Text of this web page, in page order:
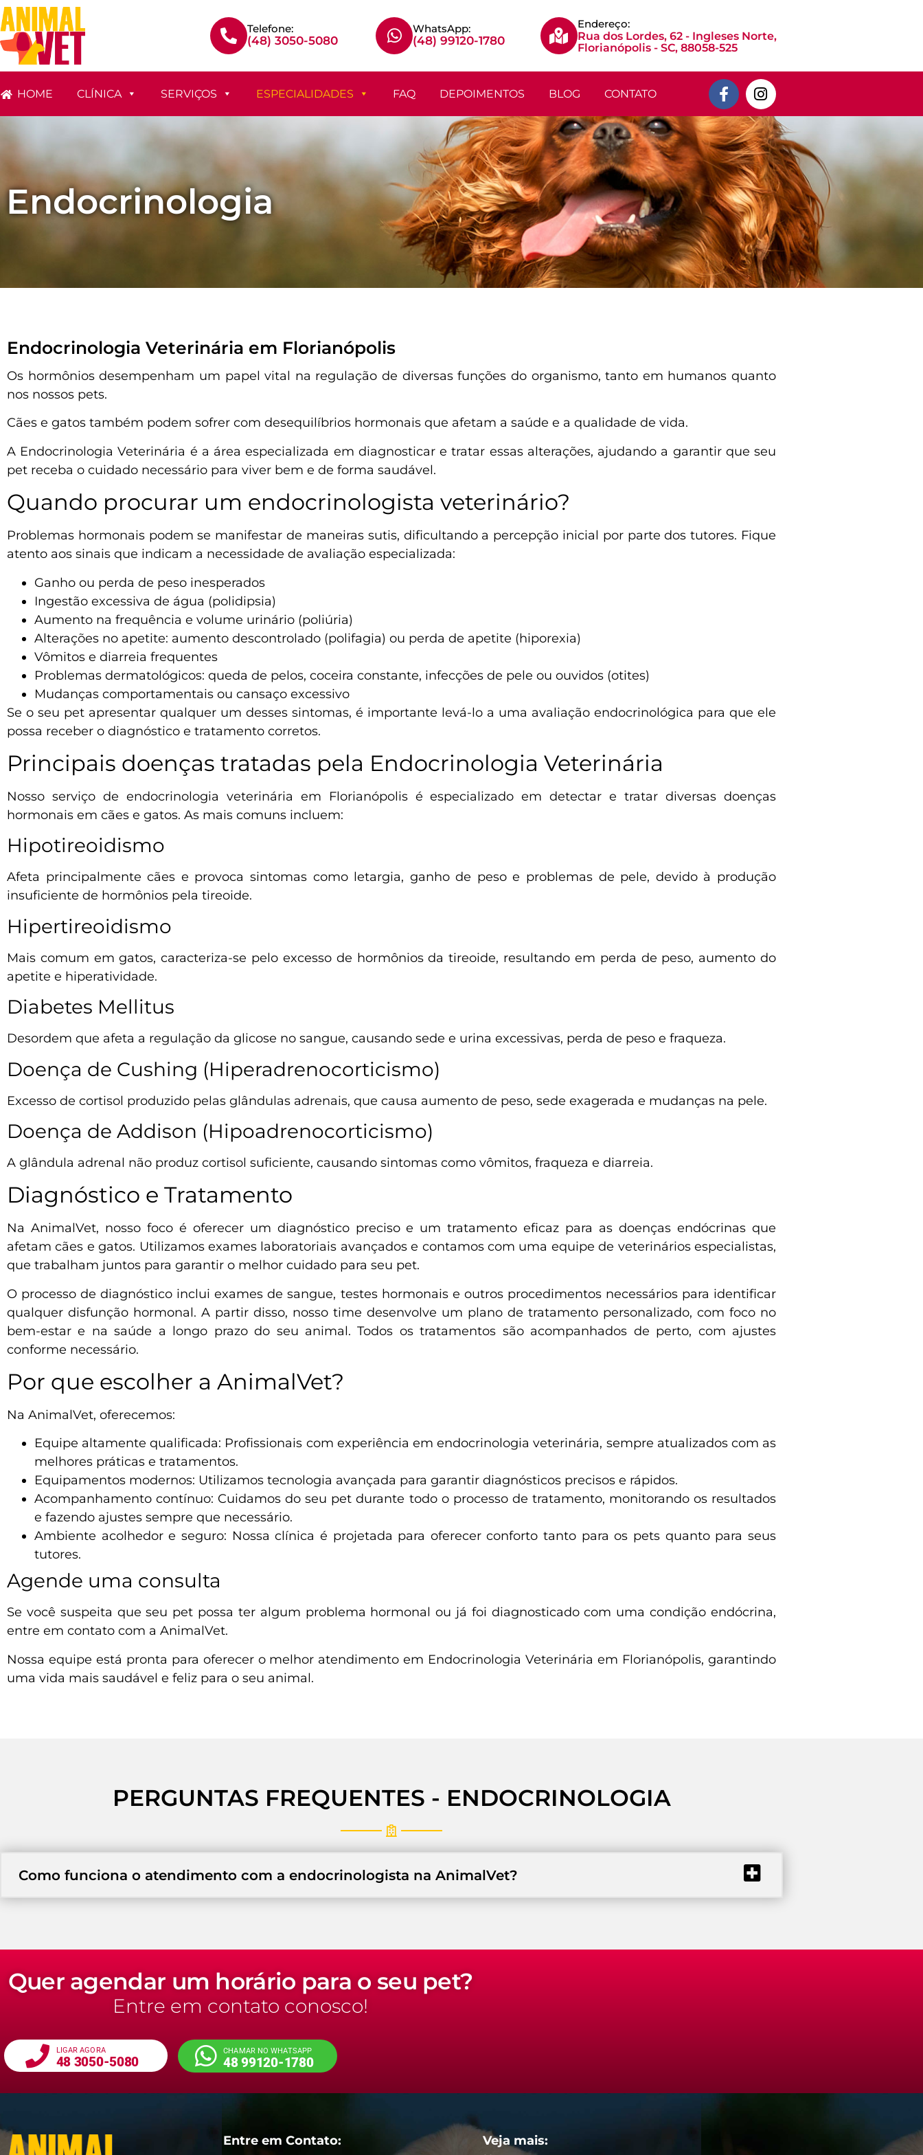
Telefone:
(48) 3050-5080
WhatsApp:
(48) 99120-1780
Endereço:
Rua dos Lordes, 62 - Ingleses Norte,
Florianópolis - SC, 88058-525
HOME CLÍNICA SERVIÇOS ESPECIALIDADES FAQ DEPOIMENTOS BLOG CONTATO
Endocrinologia
Endocrinologia Veterinária em Florianópolis
Os hormônios desempenham um papel vital na regulação de diversas funções do organismo, tanto em humanos quanto
nos nossos pets.
Cães e gatos também podem sofrer com desequilíbrios hormonais que afetam a saúde e a qualidade de vida.
A Endocrinologia Veterinária é a área especializada em diagnosticar e tratar essas alterações, ajudando a garantir que seu
pet receba o cuidado necessário para viver bem e de forma saudável.
Quando procurar um endocrinologista veterinário?
Problemas hormonais podem se manifestar de maneiras sutis, dificultando a percepção inicial por parte dos tutores. Fique
atento aos sinais que indicam a necessidade de avaliação especializada:
Ganho ou perda de peso inesperados
Ingestão excessiva de água (polidipsia)
Aumento na frequência e volume urinário (poliúria)
Alterações no apetite: aumento descontrolado (polifagia) ou perda de apetite (hiporexia)
Vômitos e diarreia frequentes
Problemas dermatológicos: queda de pelos, coceira constante, infecções de pele ou ouvidos (otites)
Mudanças comportamentais ou cansaço excessivo
Se o seu pet apresentar qualquer um desses sintomas, é importante levá-lo a uma avaliação endocrinológica para que ele
possa receber o diagnóstico e tratamento corretos.
Principais doenças tratadas pela Endocrinologia Veterinária
Nosso serviço de endocrinologia veterinária em Florianópolis é especializado em detectar e tratar diversas doenças
hormonais em cães e gatos. As mais comuns incluem:
Hipotireoidismo
Afeta principalmente cães e provoca sintomas como letargia, ganho de peso e problemas de pele, devido à produção
insuficiente de hormônios pela tireoide.
Hipertireoidismo
Mais comum em gatos, caracteriza-se pelo excesso de hormônios da tireoide, resultando em perda de peso, aumento do
apetite e hiperatividade.
Diabetes Mellitus
Desordem que afeta a regulação da glicose no sangue, causando sede e urina excessivas, perda de peso e fraqueza.
Doença de Cushing (Hiperadrenocorticismo)
Excesso de cortisol produzido pelas glândulas adrenais, que causa aumento de peso, sede exagerada e mudanças na pele.
Doença de Addison (Hipoadrenocorticismo)
A glândula adrenal não produz cortisol suficiente, causando sintomas como vômitos, fraqueza e diarreia.
Diagnóstico e Tratamento
Na AnimalVet, nosso foco é oferecer um diagnóstico preciso e um tratamento eficaz para as doenças endócrinas que
afetam cães e gatos. Utilizamos exames laboratoriais avançados e contamos com uma equipe de veterinários especialistas,
que trabalham juntos para garantir o melhor cuidado para seu pet.
O processo de diagnóstico inclui exames de sangue, testes hormonais e outros procedimentos necessários para identificar
qualquer disfunção hormonal. A partir disso, nosso time desenvolve um plano de tratamento personalizado, com foco no
bem-estar e na saúde a longo prazo do seu animal. Todos os tratamentos são acompanhados de perto, com ajustes
conforme necessário.
Por que escolher a AnimalVet?
Na AnimalVet, oferecemos:
Equipe altamente qualificada: Profissionais com experiência em endocrinologia veterinária, sempre atualizados com as
melhores práticas e tratamentos.
Equipamentos modernos: Utilizamos tecnologia avançada para garantir diagnósticos precisos e rápidos.
Acompanhamento contínuo: Cuidamos do seu pet durante todo o processo de tratamento, monitorando os resultados
e fazendo ajustes sempre que necessário.
Ambiente acolhedor e seguro: Nossa clínica é projetada para oferecer conforto tanto para os pets quanto para seus
tutores.
Agende uma consulta
Se você suspeita que seu pet possa ter algum problema hormonal ou já foi diagnosticado com uma condição endócrina,
entre em contato com a AnimalVet.
Nossa equipe está pronta para oferecer o melhor atendimento em Endocrinologia Veterinária em Florianópolis, garantindo
uma vida mais saudável e feliz para o seu animal.
PERGUNTAS FREQUENTES - ENDOCRINOLOGIA
Como funciona o atendimento com a endocrinologista na AnimalVet?
Quer agendar um horário para o seu pet?
Entre em contato conosco!
LIGAR AGORA
48 3050-5080
CHAMAR NO WHATSAPP
48 99120-1780
Entre em Contato: Veja mais: